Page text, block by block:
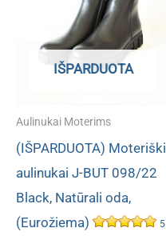
IŠPARDUOTA
Aulinukai Moterims
(IŠPARDUOTA) Moteriški
aulinukai J-BUT 098/22
Black, Natūrali oda,
(Eurožiema)
5